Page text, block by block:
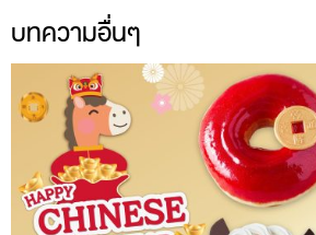
บทความอื่นๆ